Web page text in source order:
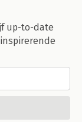
up-to-date